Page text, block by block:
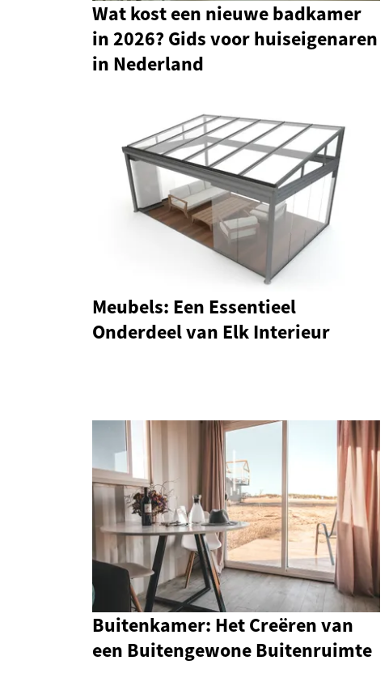
Wat kost een nieuwe badkamer
in 2026? Gids voor huiseigenaren
in Nederland
Meubels: Een Essentieel
Onderdeel van Elk Interieur
Buitenkamer: Het Creëren van
een Buitengewone Buitenruimte